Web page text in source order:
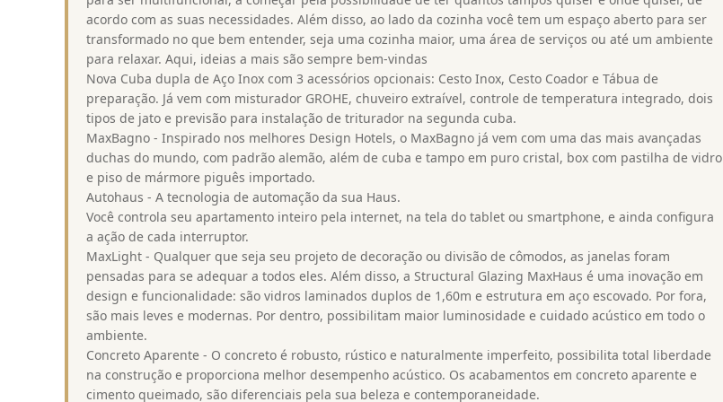
acordo com as suas necessidades. Além disso, ao lado da cozinha você tem um espaço aberto para ser
transformado no que bem entender, seja uma cozinha maior, uma área de serviços ou até um ambiente
para relaxar. Aqui, ideias a mais são sempre bem-vindas
Nova Cuba dupla de Aço Inox com 3 acessórios opcionais: Cesto Inox, Cesto Coador e Tábua de
preparação. Já vem com misturador GROHE, chuveiro extraível, controle de temperatura integrado, dois
tipos de jato e previsão para instalação de triturador na segunda cuba.
MaxBagno - Inspirado nos melhores Design Hotels, o MaxBagno já vem com uma das mais avançadas
duchas do mundo, com padrão alemão, além de cuba e tampo em puro cristal, box com pastilha de vidro
e piso de mármore piguês importado.
Autohaus - A tecnologia de automação da sua Haus.
Você controla seu apartamento inteiro pela internet, na tela do tablet ou smartphone, e ainda configura
a ação de cada interruptor.
MaxLight - Qualquer que seja seu projeto de decoração ou divisão de cômodos, as janelas foram
pensadas para se adequar a todos eles. Além disso, a Structural Glazing MaxHaus é uma inovação em
design e funcionalidade: são vidros laminados duplos de 1,60m e estrutura em aço escovado. Por fora,
são mais leves e modernas. Por dentro, possibilitam maior luminosidade e cuidado acústico em todo o
ambiente.
Concreto Aparente - O concreto é robusto, rústico e naturalmente imperfeito, possibilita total liberdade
na construção e proporciona melhor desempenho acústico. Os acabamentos em concreto aparente e
cimento queimado, são diferenciais pela sua beleza e contemporaneidade.